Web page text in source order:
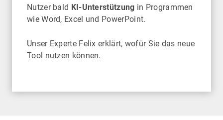
Nutzer bald KI-Unterstützung in Programmen
wie Word, Excel und PowerPoint.
Unser Experte Felix erklärt, wofür Sie das neue
Tool nutzen können.